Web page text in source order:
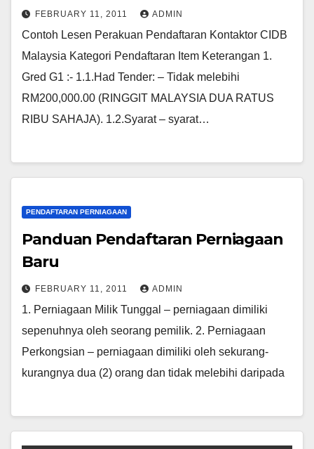
FEBRUARY 11, 2011 ADMIN
Contoh Lesen Perakuan Pendaftaran Kontaktor CIDB
Malaysia Kategori Pendaftaran Item Keterangan 1.
Gred G1 :- 1.1.Had Tender: – Tidak melebihi
RM200,000.00 (RINGGIT MALAYSIA DUA RATUS
RIBU SAHAJA). 1.2.Syarat – syarat…
PENDAFTARAN PERNIAGAAN
Panduan Pendaftaran Perniagaan
Baru
FEBRUARY 11, 2011 ADMIN
1. Perniagaan Milik Tunggal – perniagaan dimiliki
sepenuhnya oleh seorang pemilik. 2. Perniagaan
Perkongsian – perniagaan dimiliki oleh sekurang-
kurangnya dua (2) orang dan tidak melebihi daripada